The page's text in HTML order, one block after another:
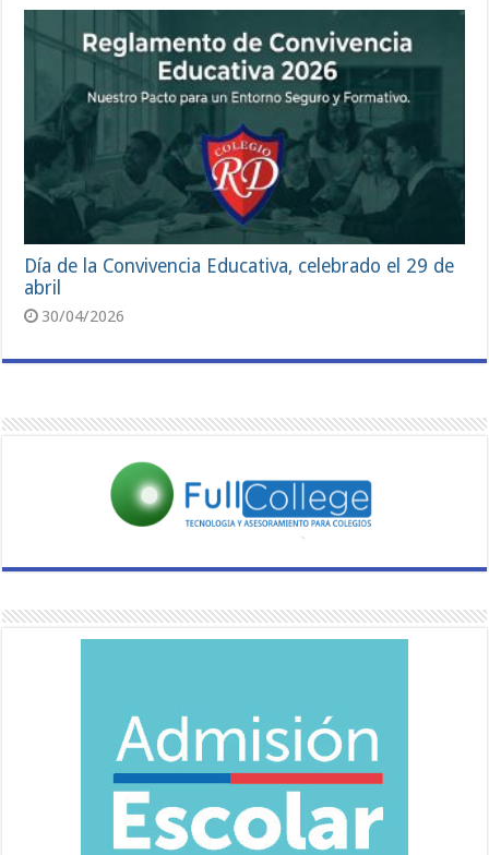
Día de la Convivencia Educativa, celebrado el 29 de
abril
30/04/2026